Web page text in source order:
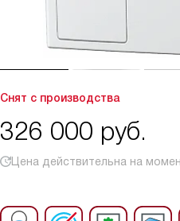
Снят с производства
326 000 руб.
Цена действительна на